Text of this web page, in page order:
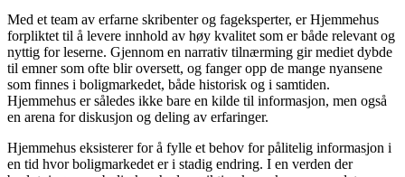
Med et team av erfarne skribenter og fageksperter, er Hjemmehus
forpliktet til å levere innhold av høy kvalitet som er både relevant og
nyttig for leserne. Gjennom en narrativ tilnærming gir mediet dybde
til emner som ofte blir oversett, og fanger opp de mange nyansene
som finnes i boligmarkedet, både historisk og i samtiden.
Hjemmehus er således ikke bare en kilde til informasjon, men også
en arena for diskusjon og deling av erfaringer.
Hjemmehus eksisterer for å fylle et behov for pålitelig informasjon i
en tid hvor boligmarkedet er i stadig endring. I en verden der